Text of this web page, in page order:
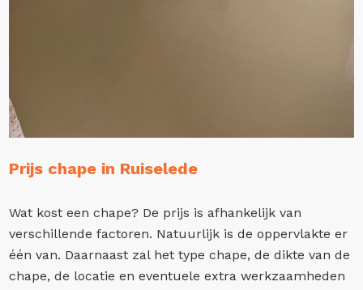
Prijs chape in Ruiselede
Wat kost een chape? De prijs is afhankelijk van
verschillende factoren. Natuurlijk is de oppervlakte er
één van. Daarnaast zal het type chape, de dikte van de
chape, de locatie en eventuele extra werkzaamheden